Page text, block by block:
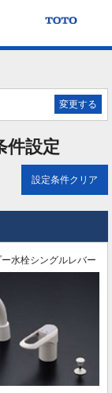
変更する
件設定
設定条件クリア
水栓シングルレバー